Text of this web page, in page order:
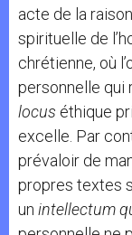
acte de la
spirituelle de
chrétienne, où
personnelle qui
locus éthique
excelle. Par
prévaloir de
propres textes
un intellectum